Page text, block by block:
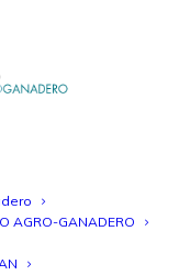
AGRO-GANADERO